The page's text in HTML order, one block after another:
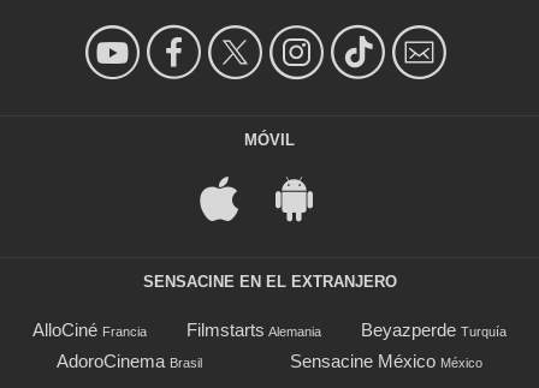
MÓVIL
SENSACINE EN EL EXTRANJERO
AlloCiné Francia Filmstarts Alemania Beyazperde Turquía
AdoroCinema Brasil Sensacine México México